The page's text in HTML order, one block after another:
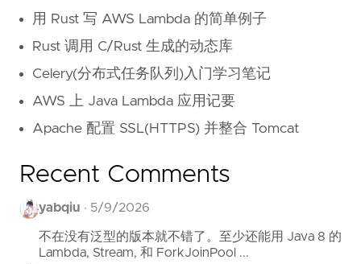
用 Rust 写 AWS Lambda 的简单例子
Rust 调用 C/Rust 生成的动态库
Celery(分布式任务队列)入门学习笔记
AWS 上 Java Lambda 应用记要
Apache 配置 SSL(HTTPS) 并整合 Tomcat
Recent Comments
yabqiu · 5/9/2026
不在没有泛型的版本就不错了。至少还能用 Java 8 的
Lambda, Stream, 和 ForkJoinPool ...